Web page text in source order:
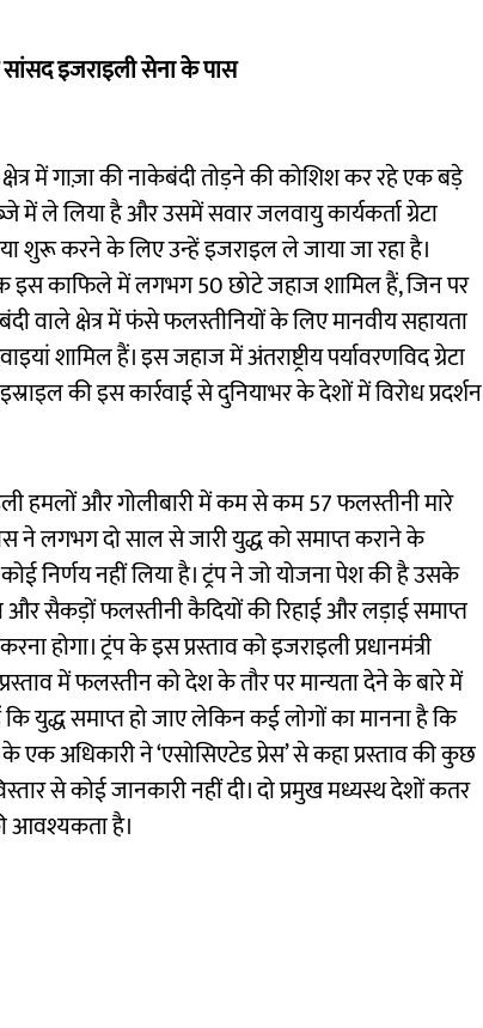
सांसद इजराइली सेना के पास
में गाज़ा की नाकेबंदी तोड़ने की कोशिश कर रहे एक बड़े
ले लिया है और उसमें सवार जलवायु कार्यकर्ता ग्रेटा
शुरू करने के लिए उन्हें इजराइल ले जाया जा रहा है।
इस काफिले में लगभग 50 छोटे जहाज शामिल हैं, जिन पर
वाले क्षेत्र में फंसे फलस्तीनियों के लिए मानवीय सहायता
शामिल हैं। इस जहाज में अंतराष्ट्रीय पर्यावरणविद ग्रेटा
की इस कार्रवाई से दुनियाभर के देशों में विरोध प्रदर्शन
हमलों और गोलीबारी में कम से कम 57 फलस्तीनी मारे
ने लगभग दो साल से जारी युद्ध को समाप्त कराने के
कोई निर्णय नहीं लिया है। ट्रंप ने जो योजना पेश की है उसके
सैकड़ों फलस्तीनी कैदियों की रिहाई और लड़ाई समाप्त
होगा। ट्रंप के इस प्रस्ताव को इजराइली प्रधानमंत्री
में फलस्तीन को देश के तौर पर मान्यता देने के बारे में
युद्ध समाप्त हो जाए लेकिन कई लोगों का मानना है कि
एक अधिकारी ने ‘एसोसिएटेड प्रेस’ से कहा प्रस्ताव की कुछ
से कोई जानकारी नहीं दी। दो प्रमुख मध्यस्थ देशों कतर
आवश्यकता है।